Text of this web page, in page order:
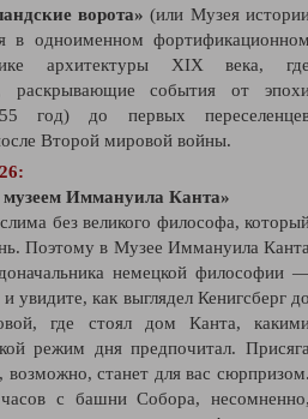
ворота» (или Музея
в одноименном
архитектуры XIX века,
раскрывающие события от
год) до первых
Второй мировой войны.
музеем Иммануила Канта»
без великого философа,
Поэтому в Музее Иммануила
немецкой философии
увидите, как выглядел Кенигсберг
где стоял дом Канта,
режим дня предпочитал.
возможно, станет для вас
с башни Собора,